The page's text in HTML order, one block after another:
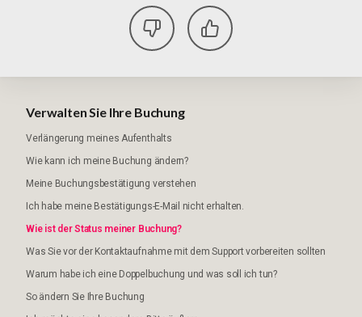
Verwalten Sie Ihre Buchung
Verlängerung meines Aufenthalts
Wie kann ich meine Buchung ändern?
Meine Buchungsbestätigung verstehen
Ich habe meine Bestätigungs-E-Mail nicht erhalten.
Wie ist der Status meiner Buchung?
Was Sie vor der Kontaktaufnahme mit dem Support vorbereiten sollten
Warum habe ich eine Doppelbuchung und was soll ich tun?
So ändern Sie Ihre Buchung